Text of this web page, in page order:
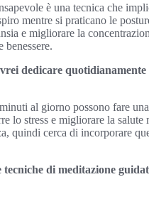
è una tecnica che
mentre si praticano le
e migliorare la
benessere.
dedicare
al giorno possono fare
lo stress e migliorare la salute
quindi cerca di incorporare
di meditazione